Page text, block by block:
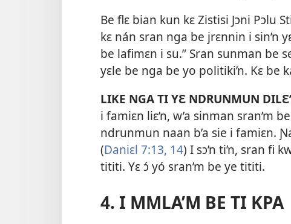
Be flɛ bian kun kɛ Zistisi Jɔni Pɔlu
kɛ nán sran nga be jrɛnnin i sin’n
be lafimɛn i su.” Sran sunman be
yɛle be nga be yo politiki’n. Kɛ be
LIKE NGA TI YƐ NDRUNMUN
i famiɛn liɛ’n, w’a sinman sran’m
ndrunmun naan b’a sie i famiɛn.
(Daniɛl 7:13, 14) I sɔ’n ti’n, sran fi
tititi. Yɛ ɔ́ yó sran’m be ye tititi.
4. I MMLA’M BE TI KPA